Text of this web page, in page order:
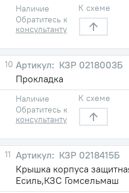
Наличие
Обратитесь к
консультанту
К схеме
10
КЗР 0218003Б
Прокладка
Наличие
Обратитесь к
консультанту
К схеме
11
КЗР 0218415Б
Крышка корпуса
Есиль,КЗС Гомсельмаш